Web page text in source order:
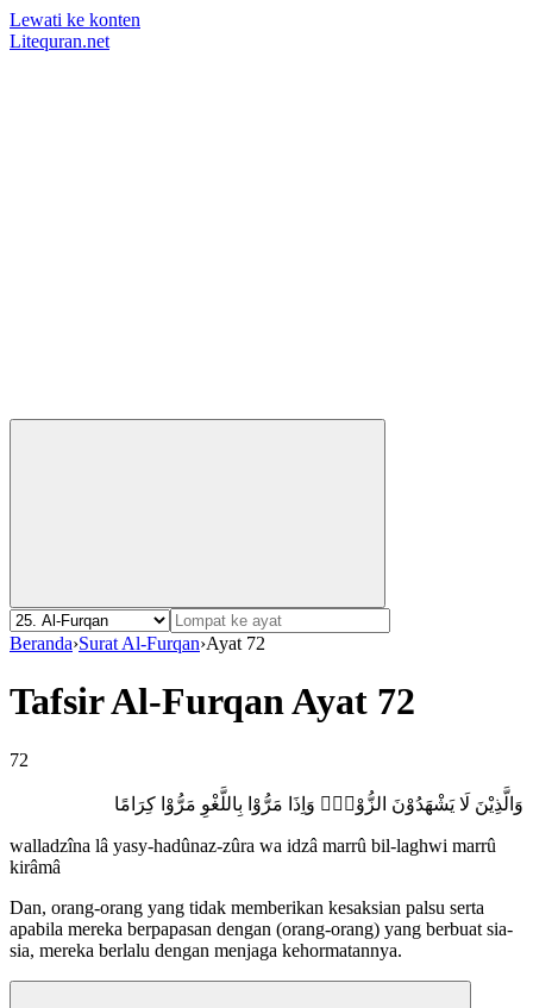
Lewati ke konten
Litequran.net
Beranda›Surat Al-Furqan›Ayat 72
Tafsir Al-Furqan Ayat 72
72
وَالَّذِيْنَ لَا يَشْهَدُوْنَ الزُّوْرَۙ وَاِذَا مَرُّوْا بِاللَّغْوِ مَرُّوْا كِرَامًا
walladzîna lâ yasy-hadûnaz-zûra wa idzâ marrû bil-laghwi marrû
kirâmâ
Dan, orang-orang yang tidak memberikan kesaksian palsu serta
apabila mereka berpapasan dengan (orang-orang) yang berbuat sia-
sia, mereka berlalu dengan menjaga kehormatannya.